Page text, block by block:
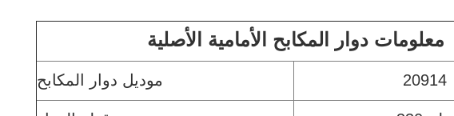
معلومات دوار المكابح الأمامية الأصلية
موديل دوار المكابح 20914